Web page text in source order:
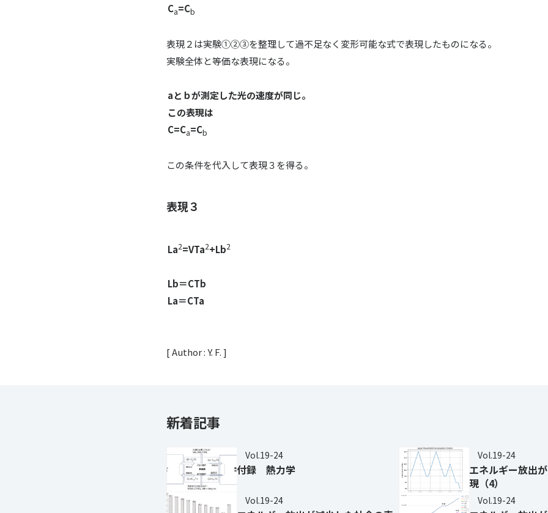
Ca=Cb
表現２は実験①②③を整理して過不足なく変形可能な式で表現したものになる。
実験全体と等価な表現になる。
aとｂが測定した光の速度が同じ。
この表現は
C=Ca=Cb
この条件を代入して表現３を得る。
表現３
La2=VTa2+Lb2
Lb＝CTb
La＝CTa
[ Author : Y. F. ]
新着記事
付録 熱力学
Vol.19-24
エネルギー放出
現（4）
Vol.19-24
Vol.19-24 Vol.19-24